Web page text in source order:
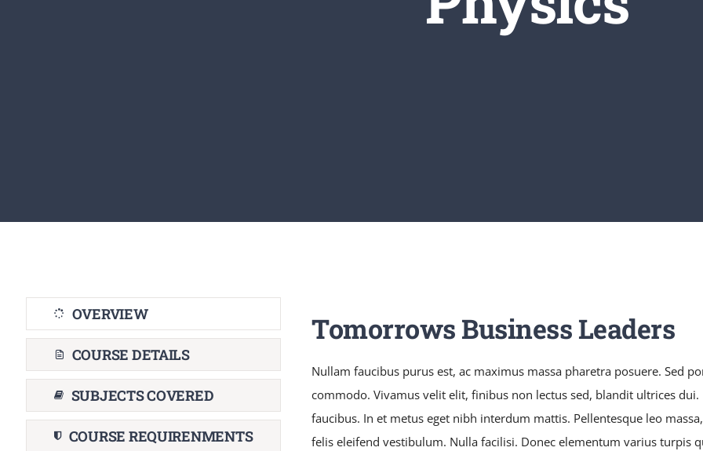
OVERVIEW
COURSE DETAILS
SUBJECTS COVERED
COURSE REQUIRENMENTS
Tomorrows Business Leaders
Nullam faucibus purus est, ac maximus massa pharetra posuere. Sed
commodo. Vivamus velit elit, finibus non lectus sed, blandit ultrices
faucibus. In et metus eget nibh interdum mattis. Pellentesque leo
felis eleifend vestibulum. Nulla facilisi. Donec elementum varius turpis